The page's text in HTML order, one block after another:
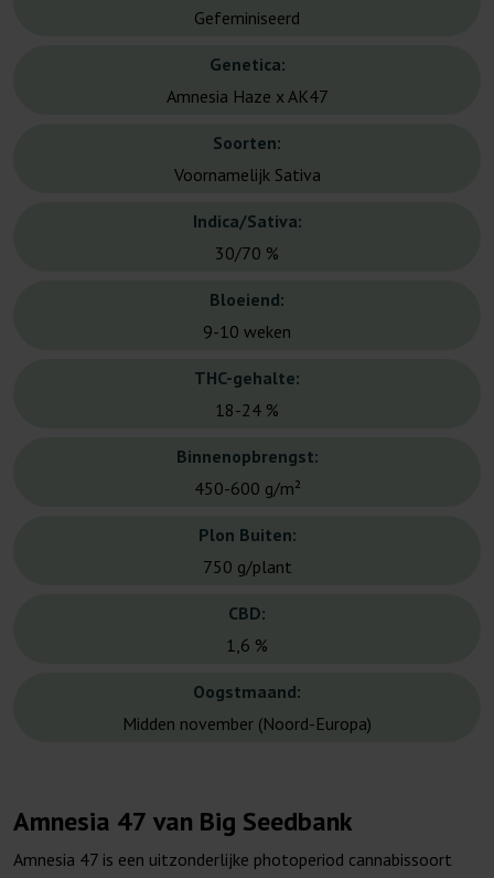
Gefeminiseerd
Genetica:
Amnesia Haze x AK47
Soorten:
Voornamelijk Sativa
Indica/Sativa:
30/70 %
Bloeiend:
9-10 weken
THC-gehalte:
18-24 %
Binnenopbrengst:
450-600 g/m²
Plon Buiten:
750 g/plant
CBD:
1,6 %
Oogstmaand:
Midden november (Noord-Europa)
Amnesia 47 van Big Seedbank
Amnesia 47 is een uitzonderlijke photoperiod cannabissoort